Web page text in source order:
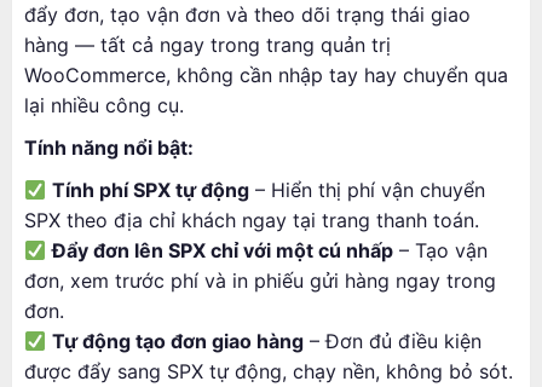
đẩy đơn, tạo vận đơn và theo dõi trạng thái giao
hàng — tất cả ngay trong trang quản trị
WooCommerce, không cần nhập tay hay chuyển qua
lại nhiều công cụ.
Tính năng nổi bật:
Tính phí SPX tự động – Hiển thị phí vận chuyển
SPX theo địa chỉ khách ngay tại trang thanh toán.
Đẩy đơn lên SPX chỉ với một cú nhấp – Tạo vận
đơn, xem trước phí và in phiếu gửi hàng ngay trong
đơn.
Tự động tạo đơn giao hàng – Đơn đủ điều kiện
được đẩy sang SPX tự động, chạy nền, không bỏ sót.